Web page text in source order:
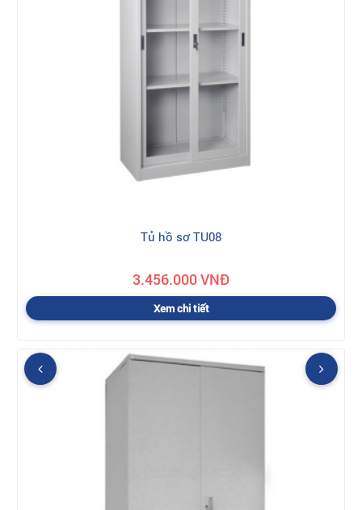
Tủ hồ sơ TU08
3.456.000 VNĐ
Xem chi tiết